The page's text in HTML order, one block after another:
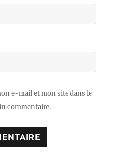
e-mail et mon site dans le
commentaire.